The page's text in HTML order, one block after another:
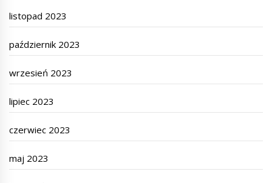
listopad 2023
październik 2023
wrzesień 2023
lipiec 2023
czerwiec 2023
maj 2023